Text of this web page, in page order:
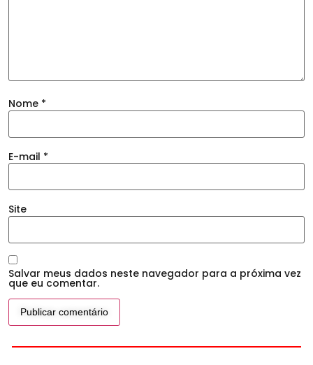
Nome *
E-mail *
Site
Salvar meus dados neste navegador para a próxima vez
que eu comentar.